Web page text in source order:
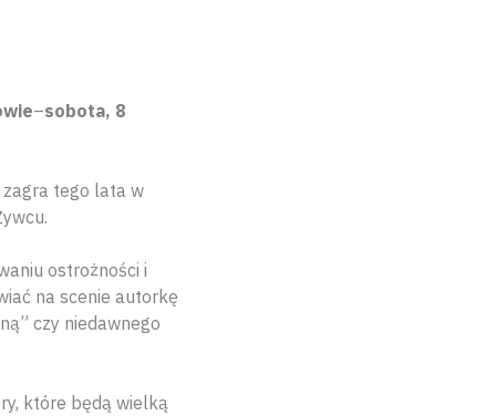
–sobota, 8
tego lata w
ostrożności i
na scenie autorkę
czy niedawnego
które będą wielką